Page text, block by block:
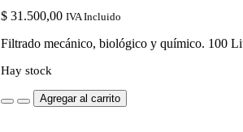
$ 31.500,00 IVA Incluido
Filtrado mecánico, biológico y químico. 100
Hay stock
Agregar al carrito